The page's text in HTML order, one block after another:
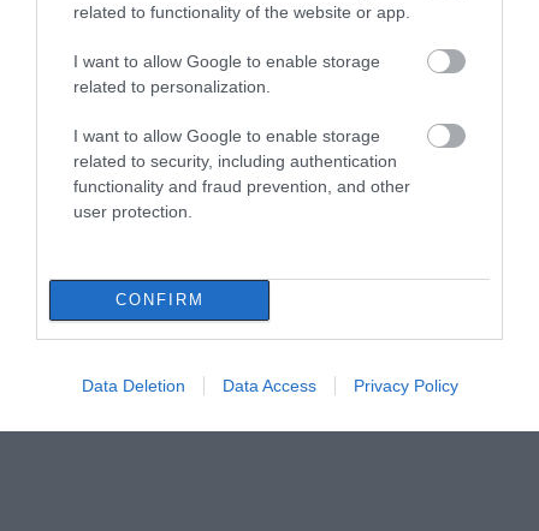
related to functionality of the website or app.
I want to allow Google to enable storage
related to personalization.
I want to allow Google to enable storage
related to security, including authentication
functionality and fraud prevention, and other
user protection.
CONFIRM
Data Deletion Data Access Privacy Policy
Ο Αλέξης Τσίπρας παρουσιάζει το
οικονομικό πρόγραμμα της ΕΛ.Α.Σ. στη
Θεσσαλονίκη
Κάνεις δεν ξεχνά τι έζησε η Εύβοια
πριν πέντε χρόνια
Σε δημοπρασία η μπάλα των ιστορικών
γκολ του Μαραντόνα
Αγανάκτηση σε χωριό της Εύβοιας:
Όλες οι τελευταίες ειδήσεις